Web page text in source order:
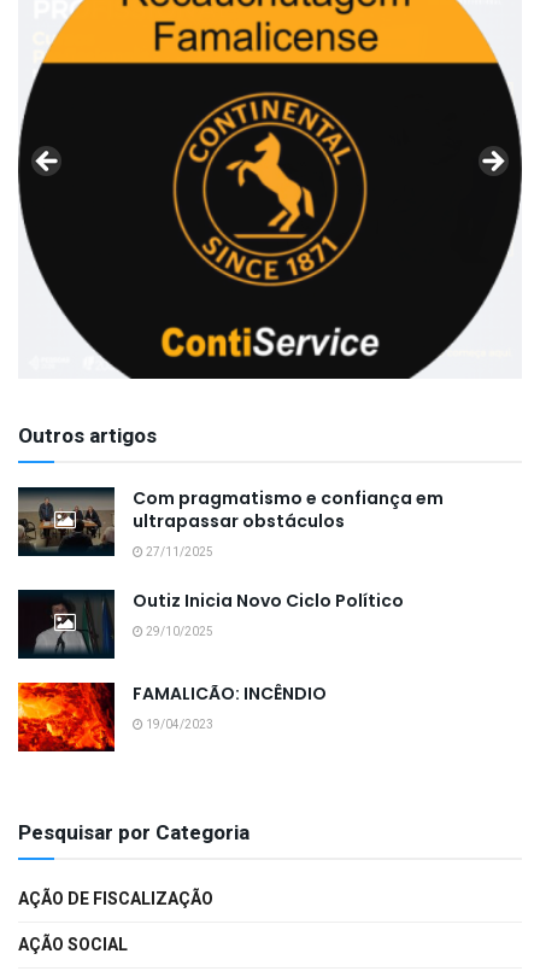
Outros artigos
Com pragmatismo e confiança em
ultrapassar obstáculos
27/11/2025
Outiz Inicia Novo Ciclo Político
29/10/2025
FAMALICÃO: INCÊNDIO
19/04/2023
Pesquisar por Categoria
AÇÃO DE FISCALIZAÇÃO
AÇÃO SOCIAL